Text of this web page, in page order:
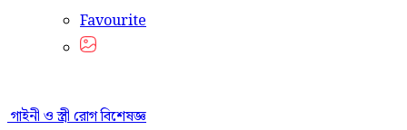
Favourite
গাইনী ও স্ত্রী রোগ বিশেষজ্ঞ